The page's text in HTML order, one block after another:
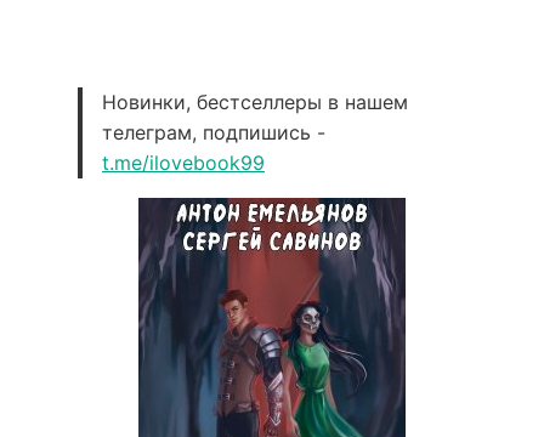
Новинки, бестселлеры в нашем
телеграм, подпишись -
t.me/ilovebook99